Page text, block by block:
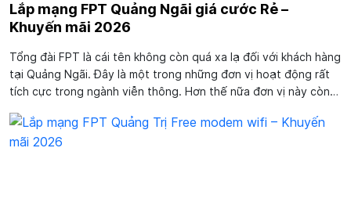
Lắp mạng FPT Quảng Ngãi giá cước Rẻ –
Khuyến mãi 2026
Tổng đài FPT là cái tên không còn quá xa lạ đối với khách hàng
tại Quảng Ngãi. Đây là một trong những đơn vị hoạt động rất
tích cực trong ngành viễn thông. Hơn thế nữa đơn vị này còn
chúng tôi tìm...